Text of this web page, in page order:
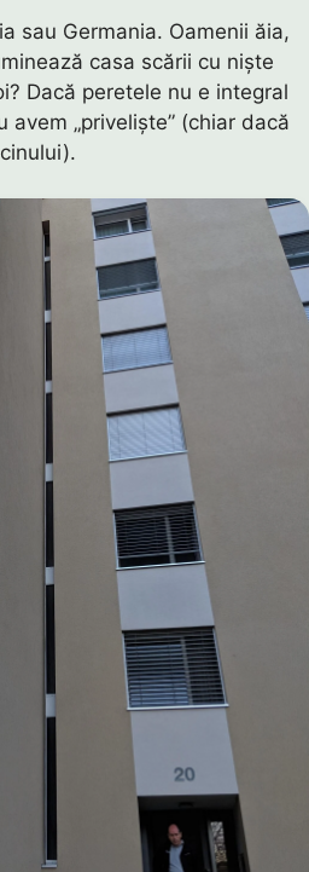
sau Germania. Oamenii ăia,
casa scării cu niște
Dacă peretele nu e integral
avem „priveliște” (chiar dacă